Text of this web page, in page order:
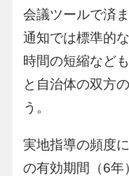
会議ツールで済
通知では標準的
時間の短縮など
と自治体の双方
う。
実地指導の頻度
の有効期間（6年